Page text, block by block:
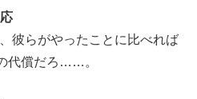
彼らがやったことに比べれば
代償だろ……。